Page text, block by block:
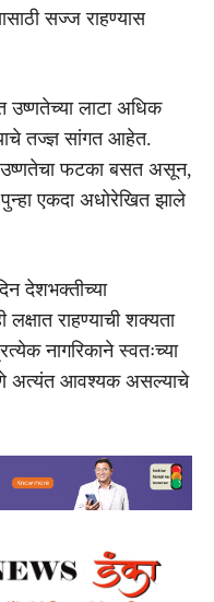
सज्ज राहण्यास
उष्णतेच्या लाटा अधिक
तज्ज्ञ सांगत आहेत.
उष्णतेचा फटका बसत असून,
पुन्हा एकदा अधोरेखित झाले
देशभक्तीच्या
राहण्याची शक्यता
नागरिकाने स्वतःच्या
अत्यंत आवश्यक असल्याचे